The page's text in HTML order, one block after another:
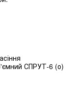
СПРУТ-6 (о)